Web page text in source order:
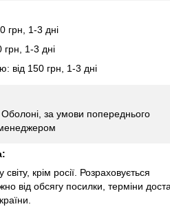
грн, 1-3 дні
грн, 1-3 дні
від 150 грн, 1-3 дні
Оболоні, за умови попереднього
крім росії. Розраховується
від обсягу посилки, терміни